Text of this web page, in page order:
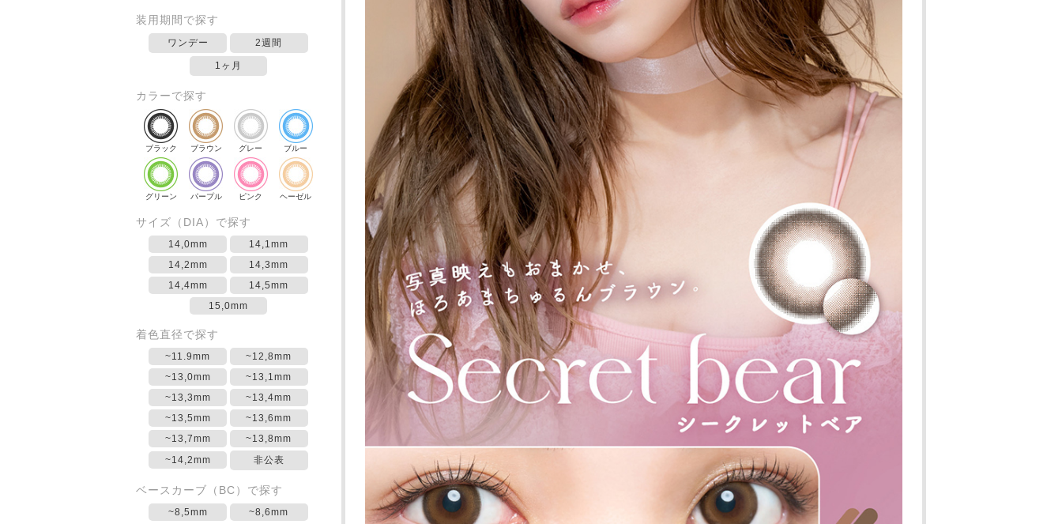
装用期間で探す
ワンデー 2週間
1ヶ月
カラーで探す
ブラック ブラウン グレー ブルー
グリーン パープル ピンク ヘーゼル
サイズ（DIA）で探す
14,0mm
14,1mm
14,2mm
14,3mm
14,4mm
14,5mm
15,0mm
着色直径で探す
~11.9mm
~12,8mm
~13,0mm
~13,1mm
~13,3mm
~13,4mm
~13,5mm
~13,6mm
~13,7mm
~13,8mm
~14,2mm
非公表
ベースカーブ（BC）で探す
~8,5mm
~8,6mm